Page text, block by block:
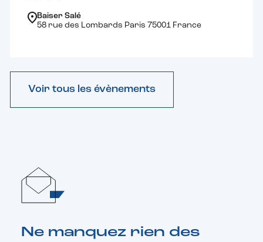
Baiser Salé
58 rue des Lombards Paris 75001 France
Voir tous les évènements
Ne manquez rien des